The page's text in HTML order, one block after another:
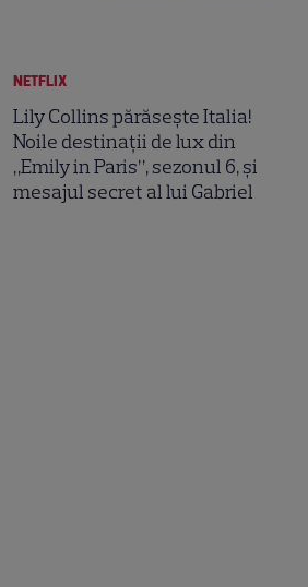
NETFLIX
Lily Collins părăsește Italia!
Noile destinații de lux din
„Emily in Paris”, sezonul 6, și
mesajul secret al lui Gabriel